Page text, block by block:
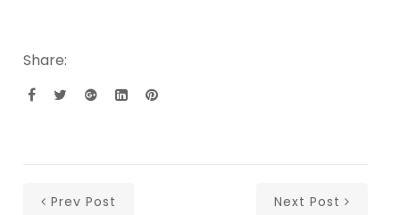
Share:
Prev Post Next Post